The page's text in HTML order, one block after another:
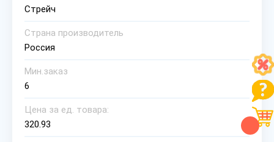
Стрейч
Страна производитель
Россия
Мин.заказ
6
Цена за ед. товара:
320.93